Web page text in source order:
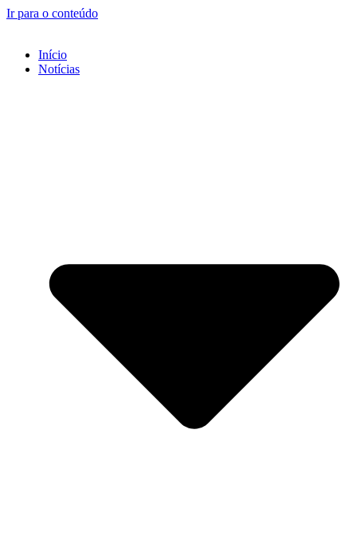
Ir para o conteúdo
Início
Notícias